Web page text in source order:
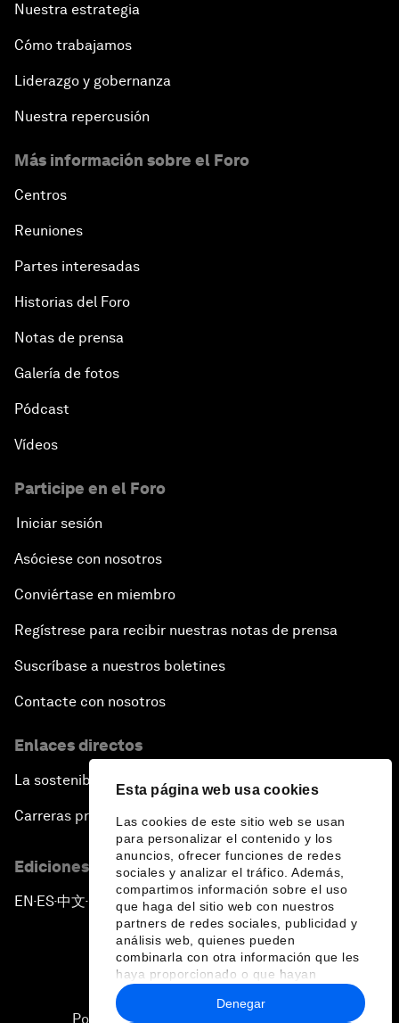
Esta página web usa cookies
Las cookies de este sitio web se usan
para personalizar el contenido y los
anuncios, ofrecer funciones de redes
sociales y analizar el tráfico. Además,
compartimos información sobre el uso
que haga del sitio web con nuestros
partners de redes sociales, publicidad y
análisis web, quienes pueden
combinarla con otra información que les
haya proporcionado o que hayan
recopilado a partir del uso que haya
hecho de sus servicios.
Denegar
Nuestra estrategia
Cómo trabajamos
Liderazgo y gobernanza
Nuestra repercusión
Más información sobre el Foro
Centros
Reuniones
Partes interesadas
Historias del Foro
Notas de prensa
Galería de fotos
Pódcast
Vídeos
Participe en el Foro
Iniciar sesión
Asóciese con nosotros
Conviértase en miembro
Regístrese para recibir nuestras notas de prensa
Suscríbase a nuestros boletines
Contacte con nosotros
Enlaces directos
La sostenibilidad en el Foro
Carreras profesionales
Ediciones en otros idiomas
EN ▪ ES▪中文▪ 日本語
Política de privacidad y normas de uso